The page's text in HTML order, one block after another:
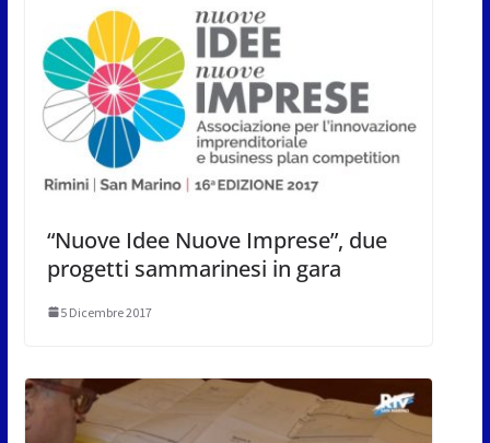
“Nuove Idee Nuove Imprese”, due
progetti sammarinesi in gara
5 Dicembre 2017